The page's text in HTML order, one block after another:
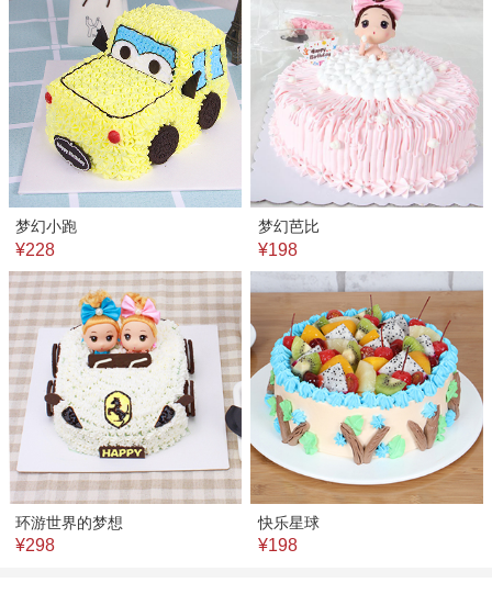
梦幻小跑
¥228
梦幻芭比
¥198
环游世界的梦想
¥298
快乐星球
¥198